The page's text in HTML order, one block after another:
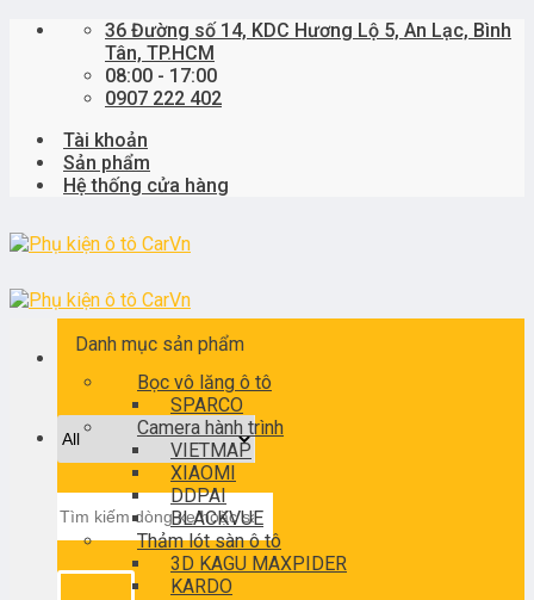
Skip
36 Đường số 14, KDC Hương Lộ 5, An Lạc, Bình
Tân, TP.HCM
08:00 - 17:00
0907 222 402
Tài khoản
Sản phẩm
Hệ thống cửa hàng
kiếm:
Danh mục sản phẩm
Bọc vô lăng ô tô
SPARCO
Camera hành trình
VIETMAP
XIAOMI
DDPAI
BLACKVUE
Thảm lót sàn ô tô
3D KAGU MAXPIDER
KARDO